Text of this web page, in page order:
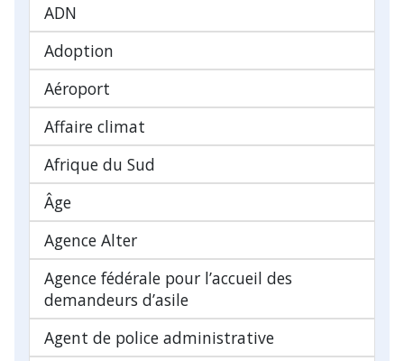
ADN
Adoption
Aéroport
Affaire climat
Afrique du Sud
Âge
Agence Alter
Agence fédérale pour l’accueil des
demandeurs d’asile
Agent de police administrative